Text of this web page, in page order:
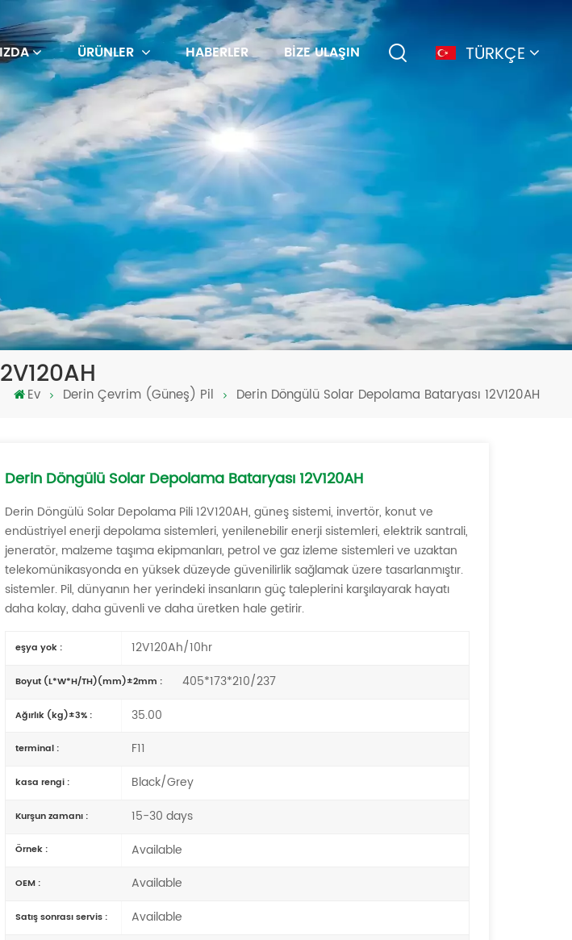
ÜRÜNLER HABERLER BIZE ULAŞIN TÜRKÇE
español
português
Ev Derin Çevrim (Güneş) Pil Derin Döngülü Solar Depolama Bataryası 12V120AH
Derin Döngülü Solar Depolama Bataryası 12V120AH
Derin Döngülü Solar Depolama Pili 12V120AH, güneş sistemi, invertör, konut ve
endüstriyel enerji depolama sistemleri, yenilenebilir enerji sistemleri, elektrik santrali,
jeneratör, malzeme taşıma ekipmanları, petrol ve gaz izleme sistemleri ve uzaktan
telekomünikasyonda en yüksek düzeyde güvenilirlik sağlamak üzere tasarlanmıştır.
sistemler. Pil, dünyanın her yerindeki insanların güç taleplerini karşılayarak hayatı
daha kolay, daha güvenli ve daha üretken hale getirir.
eşya yok : 12V120Ah/10hr
Boyut (L*W*H/TH)(mm)±2mm : 405*173*210/237
Ağırlık (kg)±3% : 35.00
terminal : F11
kasa rengi : Black/Grey
Kurşun zamanı : 15-30 days
Örnek : Available
OEM : Available
Satış sonrası servis : Available